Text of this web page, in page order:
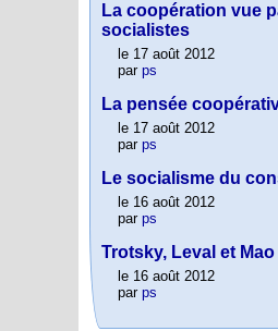
La coopération vue
socialistes
le 17 août 2012
par ps
La pensée
le 17 août 2012
par ps
Le socialisme du
le 16 août 2012
par ps
Trotsky, Leval et Mao
le 16 août 2012
par ps